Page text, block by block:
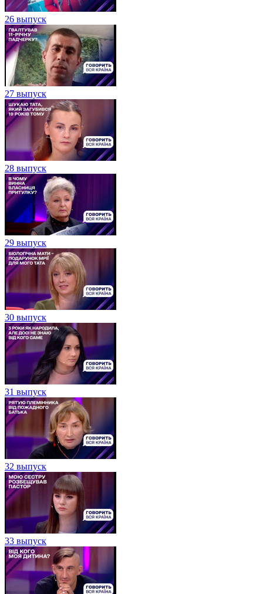
26 выпуск
27 выпуск
28 выпуск
29 выпуск
30 выпуск
31 выпуск
32 выпуск
33 выпуск